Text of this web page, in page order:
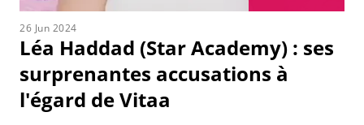
26 Jun 2024
Léa Haddad (Star Academy) : ses
surprenantes accusations à
l'égard de Vitaa